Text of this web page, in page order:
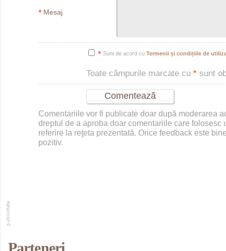
* Mesaj
* Sunt de acord cu Termenii și condițiile de
Toate câmpurile marcate cu * sunt
Comentariile vor fi publicate doar după moderarea
dreptul de a aproba doar comentariile care folosesc
referire la reţeta prezentată. Orice feedback este
pozitiv.